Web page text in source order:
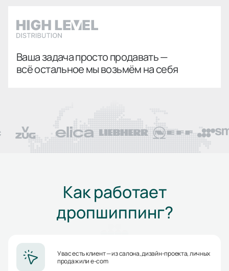
Ваша задача просто продавать —
всё остальное мы возьмём на себя
Как работает
дропшиппинг?
У вас есть клиент — из салона, дизайн-проекта, личных
продаж или e-com